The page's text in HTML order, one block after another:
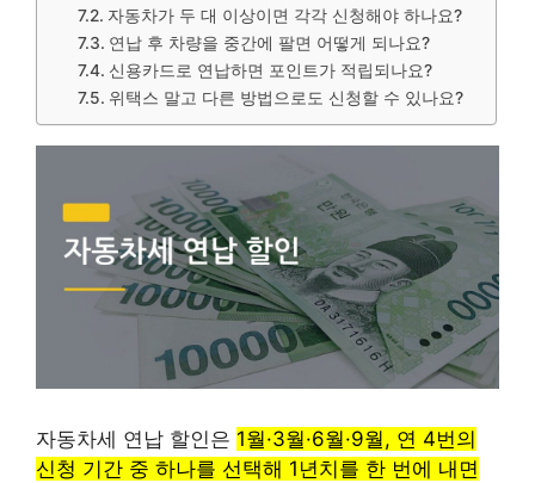
자동차가 두 대 이상이면 각각 신청해야 하나요?
연납 후 차량을 중간에 팔면 어떻게 되나요?
신용카드로 연납하면 포인트가 적립되나요?
위택스 말고 다른 방법으로도 신청할 수 있나요?
자동차세 연납 할인은 1월·3월·6월·9월, 연 4번의
신청 기간 중 하나를 선택해 1년치를 한 번에 내면